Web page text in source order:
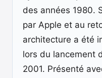
des années 1980.
par Apple et au
architecture a été
lors du lancement
2001. Présenté